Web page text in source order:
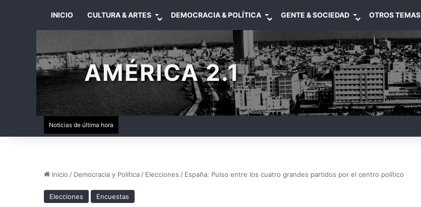
INICIO CULTURA & ARTES DEMOCRACIA & POLÍTICA GENTE & SOCIEDAD OTROS TEMAS
AMÉRICA 2.1
Noticias de última hora
Inicio / Democracia y Política / Elecciones / España: Pulso entre los cuatro grandes partidos por el centro político
Elecciones Encuestas